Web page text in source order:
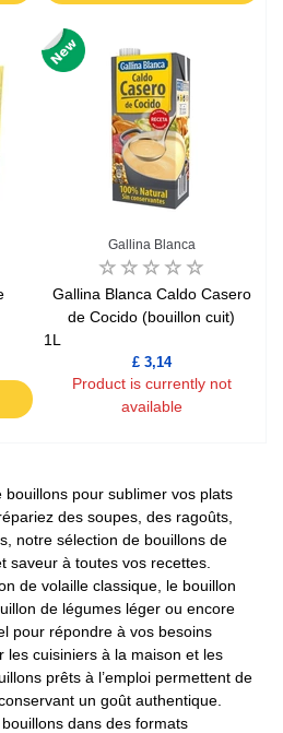
Gallina Blanca
Gallina Blanca Caldo Casero
de Cocido (bouillon cuit)
1L
£ 3,14
Product is currently not
available
pour sublimer vos plats
des soupes, des ragoûts,
notre sélection de bouillons de
saveur à toutes vos recettes.
de volaille classique, le bouillon
de légumes léger ou encore
pour répondre à vos besoins
les cuisiniers à la maison et les
prêts à l’emploi permettent de
un goût authentique.
dans des formats